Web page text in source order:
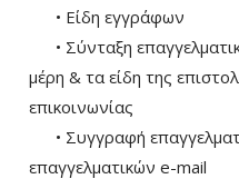
• Είδη εγγράφων
• Σύνταξη
μέρη & τα είδη της
επικοινωνίας
• Συγγραφή
επαγγελματικών e-mail